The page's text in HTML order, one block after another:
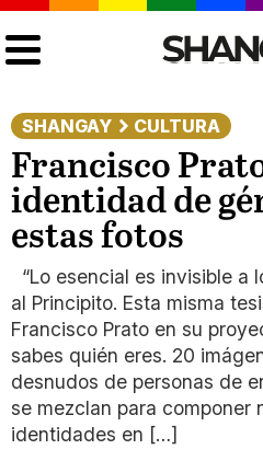
SHANGAY CULTURA
Francisco
identidad de
estas fotos
“Lo esencial es invisible a
al Principito. Esta misma
Francisco Prato en su
sabes quién eres. 20
desnudos de personas de
se mezclan para componer
identidades en […]